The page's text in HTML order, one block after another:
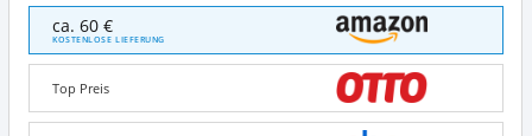
koopsmate
tragbare
Campingdusche
Outdoor-
Campingdusche
Angebote:
ca. 60 €
KOSTENLOSE LIEFERUNG
Top Preis